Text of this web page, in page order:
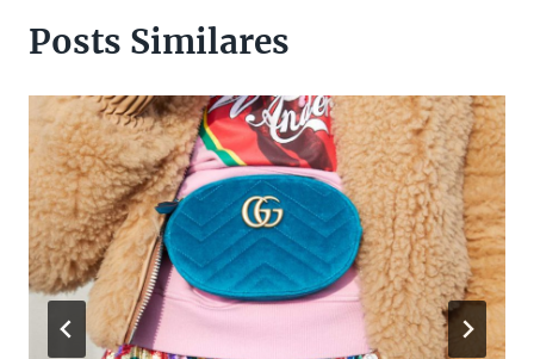
Posts Similares